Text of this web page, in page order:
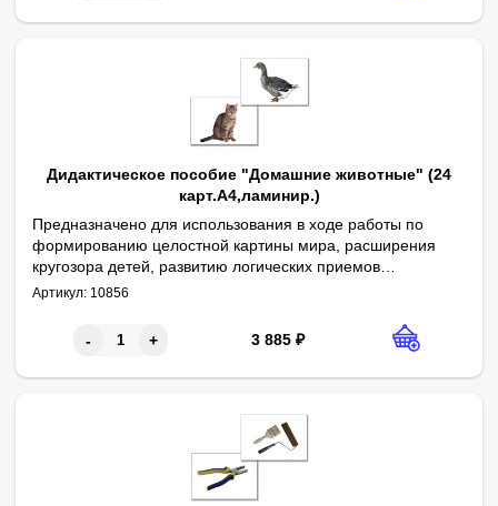
Дидактическое пособие "Домашние животные" (24
карт.А4,ламинир.)
Предназначено для использования в ходе работы по
формированию целостной картины мира, расширения
кругозора детей, развитию логических приемов
мышления, обогащению и активизации словаря.
ламинированных пленкой. Сопровождается
методическими рекомендациями.
Авторы: О. В. Печенкина, В. В. Кожевникова
Артикул: 10856
- + 3 885 ₽